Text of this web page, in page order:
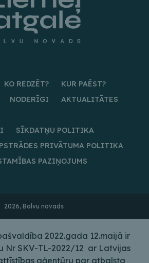
KO REDZĒT?
KUR PAĒST?
NODERĪGI AKTUALITĀTES
SĪKDATŅU POLITIKA
PRIVĀTUMA POLITIKA
PAZIŅOJUMS
2026, Balvu novads
2022.gada 12.maijā ir
Nr SKV-TL-2022/12 ar Latvijas
aģentūru par atbalsta